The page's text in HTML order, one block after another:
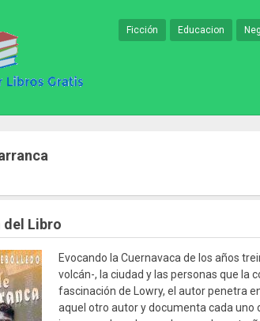
Ficción Educacion
del Libro
Evocando la Cuernavaca de los años
volcán-, la ciudad y las personas que la
fascinación de Lowry, el autor penetra
aquel otro autor y documenta cada uno